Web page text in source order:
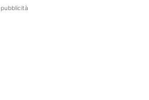
pubblicità